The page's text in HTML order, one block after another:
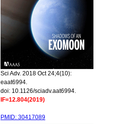
Sci Adv. 2018 Oct 24;4(10):
eaat6994.
doi: 10.1126/sciadv.aat6994.
IF=12.804(2019)
PMID: 30417089